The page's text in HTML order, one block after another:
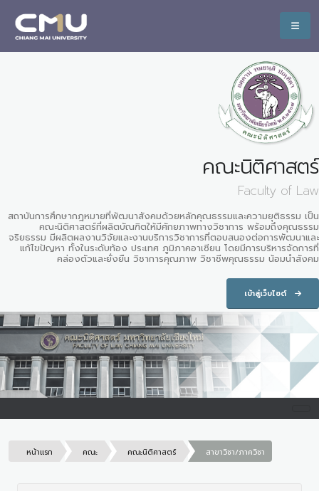
คณะนิติศาสตร์
Faculty of Law
สถาบันการศึกษากฎหมายที่พัฒนาสังคมด้วยหลักคุณธรรมและความยุติธรรม เป็น
คณะนิติศาสตร์ที่ผลิตบัณฑิตให้มีศักยภาพทางวิชาการ พร้อมถึงคุณธรรม
จริยธรรม มีผลิตผลงานวิจัยและงานบริการวิชาการที่ตอบสนองต่อการพัฒนาและ
แก้ไขปัญหา ทั้งในระดับท้อง ประเทศ ภูมิภาคอาเซียน โดยมีการบริหารจัดการที่
คล่องตัวและยั่งยืน วิชาการคุณภาพ วิชาชีพคุณธรรม น้อมนำสังคม
เข้าสู่เว็บไซต์
หน้าแรก คณะ คณะนิติศาสตร์ สาขาวิชา/ภาควิชา